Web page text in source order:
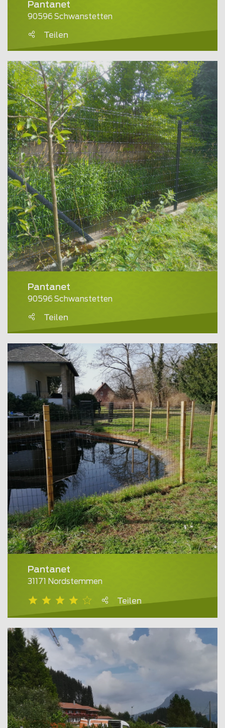
Pantanet
90596 Schwanstetten
Teilen
Pantanet
90596 Schwanstetten
Teilen
Pantanet
31171 Nordstemmen
Teilen